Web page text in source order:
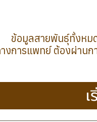
ข้อมูลสายพันธุ์ทั้งหม
งการแพทย์ ต้องผ่าน